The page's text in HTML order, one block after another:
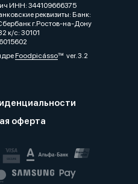
ИНН: З44109666З75
реквизиты: Банк:
г.Ростов-на-Дону
к/с: 30101
Foodpicássover. 3.2
оферта